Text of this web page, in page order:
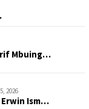
Mbuing…
2026
Erwin Ism…